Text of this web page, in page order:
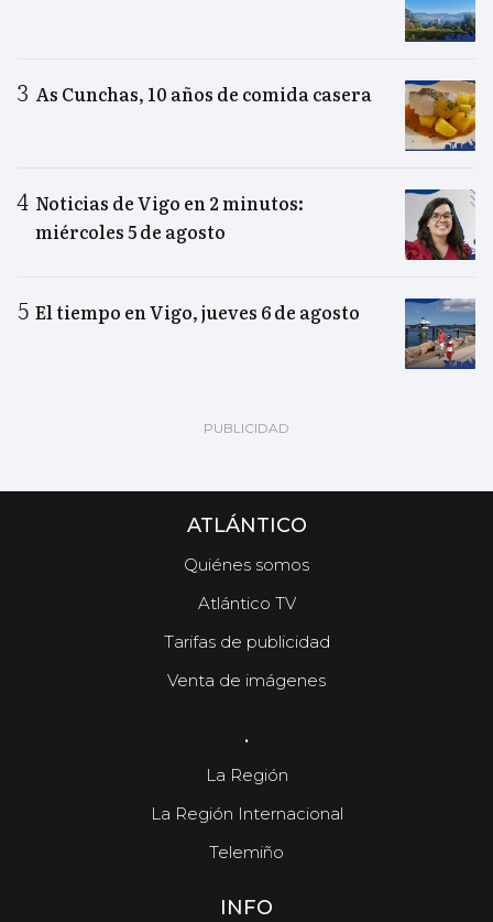
As Cunchas, 10 años de comida casera
Noticias de Vigo en 2 minutos:
miércoles 5 de agosto
El tiempo en Vigo, jueves 6 de agosto
ATLÁNTICO
Quiénes somos
Atlántico TV
Tarifas de publicidad
Venta de imágenes
.
La Región
La Región Internacional
Telemiño
INFO